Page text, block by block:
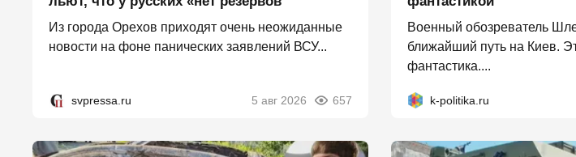
Из города Орехов приходят очень неожиданные
новости на фоне панических заявлений ВСУ...
svpressa.ru 5 авг 2026 657
Военный обозреватель
ближайший путь на Киев.
фантастика....
k-politika.ru